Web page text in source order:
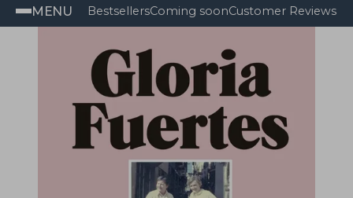
MENU BestsellersComing soonCustomer Reviews